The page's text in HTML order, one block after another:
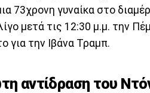
73χρονη γυναίκα στο
μετά τις 12:30 μ.μ. την
για την Ιβάνα Τραμπ.
αντίδραση του